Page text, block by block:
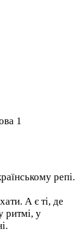
1
репі.
А є ті, де
ритмі, у